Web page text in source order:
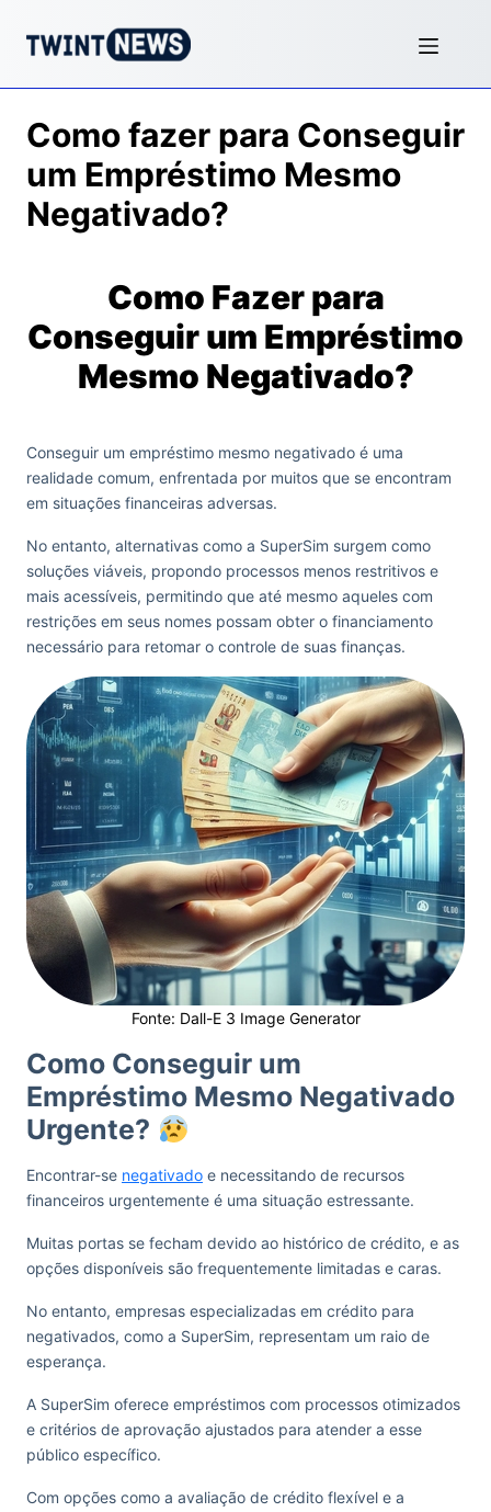
Como fazer para Conseguir
um Empréstimo Mesmo
Negativado?
Como Fazer para
Conseguir um Empréstimo
Mesmo Negativado?
Conseguir um empréstimo mesmo negativado é uma
realidade comum, enfrentada por muitos que se encontram
em situações financeiras adversas.
No entanto, alternativas como a SuperSim surgem como
soluções viáveis, propondo processos menos restritivos e
mais acessíveis, permitindo que até mesmo aqueles com
restrições em seus nomes possam obter o financiamento
necessário para retomar o controle de suas finanças.
Fonte: Dall-E 3 Image Generator
Como Conseguir um
Empréstimo Mesmo Negativado
Urgente?
Encontrar-se negativado e necessitando de recursos
financeiros urgentemente é uma situação estressante.
Muitas portas se fecham devido ao histórico de crédito, e as
opções disponíveis são frequentemente limitadas e caras.
No entanto, empresas especializadas em crédito para
negativados, como a SuperSim, representam um raio de
esperança.
A SuperSim oferece empréstimos com processos otimizados
e critérios de aprovação ajustados para atender a esse
público específico.
Com opções como a avaliação de crédito flexível e a